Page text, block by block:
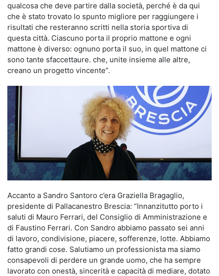
qualcosa che deve partire dalla società, perché è da qui
che è stato trovato lo spunto migliore per raggiungere i
risultati che resteranno scritti nella storia sportiva di
questa città. Ciascuno porta il proprio mattone e ogni
mattone è diverso: ognuno porta il suo, in quel mattone ci
sono tante sfaccettaure. che, unite insieme alle altre,
creano un progetto vincente”.
Accanto a Sandro Santoro c’era Graziella Bragaglio,
presidente di Pallacanestro Brescia: “Innanzitutto porto i
saluti di Mauro Ferrari, del Consiglio di Amministrazione e
di Faustino Ferrari. Con Sandro abbiamo passato sei anni
di lavoro, condivisione, piacere, sofferenze, lotte. Abbiamo
fatto grandi cose. Salutiamo un professionista ma siamo
consapevoli di perdere un grande uomo, che ha sempre
lavorato con onestà, sincerità e capacità di mediare, dotato